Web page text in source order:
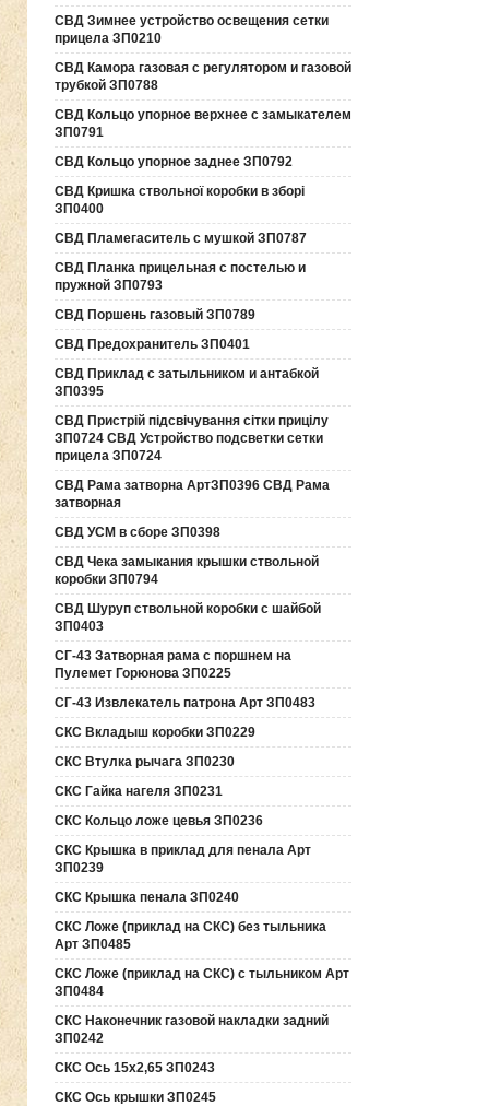
СВД Зимнее устройство освещения сетки
прицела ЗП0210
СВД Камора газовая с регулятором и газовой
трубкой ЗП0788
СВД Кольцо упорное верхнее с замыкателем
ЗП0791
СВД Кольцо упорное заднее ЗП0792
СВД Кришка ствольної коробки в зборі
ЗП0400
СВД Пламегаситель с мушкой ЗП0787
СВД Планка прицельная с постелью и
пружной ЗП0793
СВД Поршень газовый ЗП0789
СВД Предохранитель ЗП0401
СВД Приклад с затыльником и антабкой
ЗП0395
СВД Пристрій підсвічування сітки прицілу
ЗП0724 СВД Устройство подсветки сетки
прицела ЗП0724
СВД Рама затворна АртЗП0396 СВД Рама
затворная
СВД УСМ в сборе ЗП0398
СВД Чека замыкания крышки ствольной
коробки ЗП0794
СВД Шуруп ствольной коробки с шайбой
ЗП0403
СГ-43 Затворная рама с поршнем на
Пулемет Горюнова ЗП0225
СГ-43 Извлекатель патрона Арт ЗП0483
СКС Вкладыш коробки ЗП0229
СКС Втулка рычага ЗП0230
СКС Гайка нагеля ЗП0231
СКС Кольцо ложе цевья ЗП0236
СКС Крышка в приклад для пенала Арт
ЗП0239
СКС Крышка пенала ЗП0240
СКС Ложе (приклад на СКС) без тыльника
Арт ЗП0485
СКС Ложе (приклад на СКС) с тыльником Арт
ЗП0484
СКС Наконечник газовой накладки задний
ЗП0242
СКС Ось 15х2,65 ЗП0243
СКС Ось крышки ЗП0245